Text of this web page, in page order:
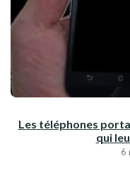
Les téléphones
qui
6